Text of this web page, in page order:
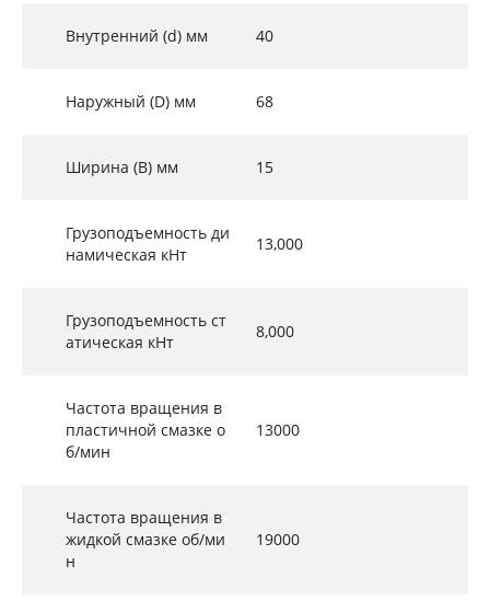
Внутренний (d) мм 40
Наружный (D) мм 68
Ширина (B) мм 15
Грузоподъемность ди
намическая кНт
13,000
Грузоподъемность ст
атическая кНт
8,000
Частота вращения в
пластичной смазке о
б/мин
13000
Частота вращения в
жидкой смазке об/ми
н
19000